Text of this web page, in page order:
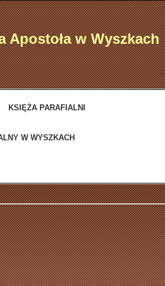
Apostoła w Wyszkach
KSIĘŻA PARAFIALNI
W WYSZKACH